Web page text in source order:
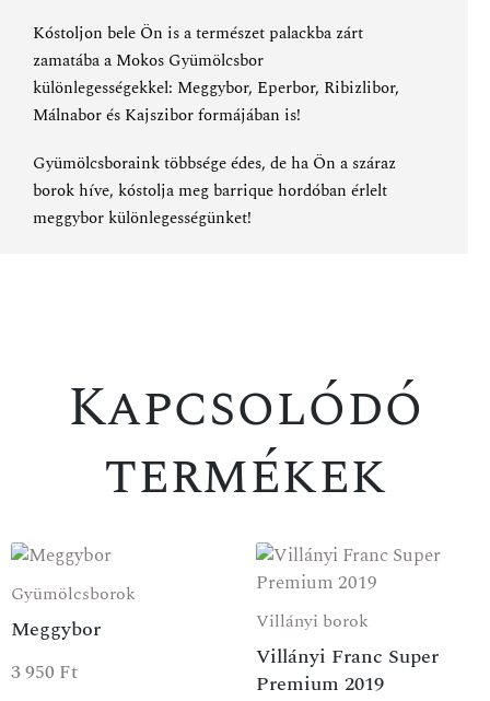
Kóstoljon bele Ön is a természet palackba zárt
zamatába a Mokos Gyümölcsbor
különlegességekkel: Meggybor, Eperbor, Ribizlibor,
Málnabor és Kajsziborformájában is!
Gyümölcsboraink többsége édes, de ha Ön a száraz
borok híve, kóstolja megbarrique hordóban érlelt
meggybor különlegességünket!
Kapcsolódó
termékek
Gyümölcsborok
Meggybor
3 950 Ft
Villányi borok
Villányi Franc Super
Premium 2019